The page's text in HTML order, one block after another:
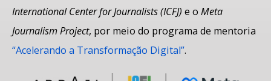
International Center for Journalists (ICFJ) e o Meta
Journalism Project, por meio do programa de mentoria
“Acelerando a Transformação Digital”.